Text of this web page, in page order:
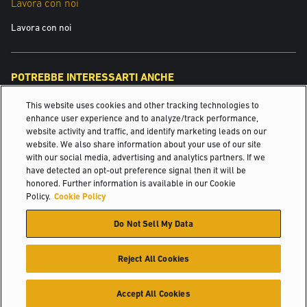
telemetria, consente di regolarne le prestazioni in funzione
nuovo carrello con batteria agli ioni di litio completamente integrata
testimonia la visione innovativa di Yale nello sviluppo del futuro della
forza motrice. L’ERP25-30VLL offre tutti i vantaggi dell’alimentazione
agli ioni di litio: elevata efficienza, flessibilità di carica, nessuna
manutenzione. Adotta una tecnologia che migliora la produttività dei
clienti contenendo al tempo stesso i costi operativi. Crediamo che sia
una valida aggiunta alla nostra gamma di prodotti.”
Lavora con noi
Lavora con noi
POTREBBE INTERESSARTI ANCHE
Soluzioni per il sollevamento sin dal 1875.
Gestione flotte
Settore automobilistico
© 2026 Hyster-Yale Materials Handling, Inc., tutti i diritti riservati.
Politica sulla privacy
Politica dell'uso conforme
Termini di utilizzo
Politica dei cookie
This website uses cookies and other tracking technologies to
enhance user experience and to analyze/track performance,
website activity and traffic, and identify marketing leads on our
website. We also share information about your use of our site
with our social media, advertising and analytics partners. If we
have detected an opt-out preference signal then it will be
honored. Further information is available in our Cookie
Policy. Cookie Policy
Do Not Sell My Data
Reject All Cookies
Accept All Cookies